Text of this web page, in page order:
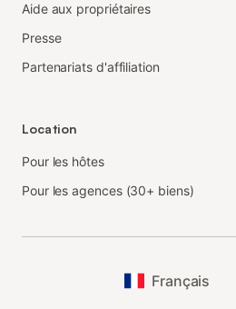
Aide aux propriétaires
Presse
Partenariats d'affiliation
Location
Pour les hôtes
Pour les agences (30+ biens)
Français